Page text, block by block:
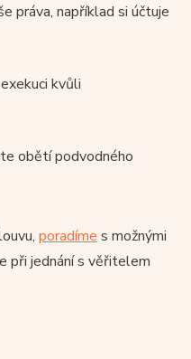
práva, například si účtuje
kvůli
obětí podvodného
poradíme s možnými
při jednání s věřitelem